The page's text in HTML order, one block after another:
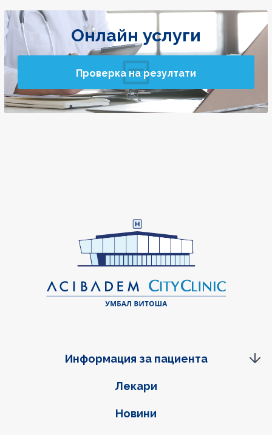
Онлайн услуги
Проверка на резултати
Фуутер навигация
Лекари
Новини
Информация за пациента